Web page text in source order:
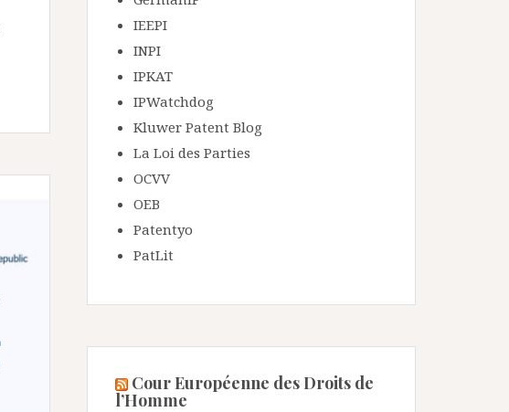
IEEPI
INPI
IPKAT
IPWatchdog
Kluwer Patent Blog
La Loi des Parties
OCVV
OEB
Patentyo
PatLit
Cour Européenne des Droits de
l’Homme